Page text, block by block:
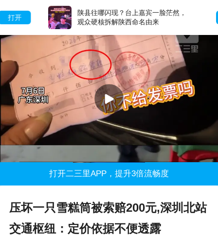
陕县往哪闪现？台上嘉宾一脸茫然，
观众硬核拆解陕西命名由来
打开二三里APP，提升3倍流畅度
压坏一只雪糕筒被索赔200元,深圳北站
交通枢纽：定价依据不便透露